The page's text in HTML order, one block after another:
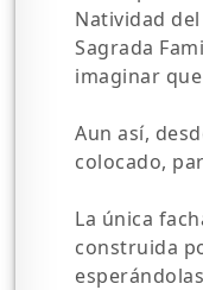
Natividad
Sagrada
imaginar
Aun así,
colocado,
La única
construida